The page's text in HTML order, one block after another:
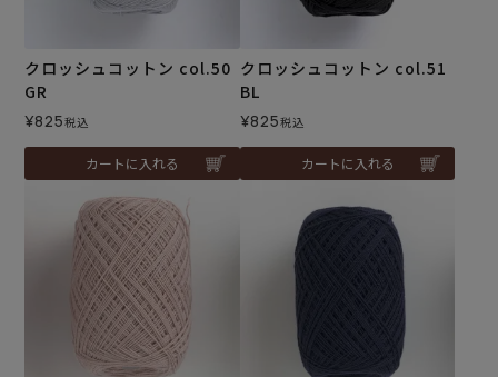
クロッシュコットン col.50
GR
¥825税込
カートに入れる
クロッシュコットン col.51
BL
¥825税込
カートに入れる